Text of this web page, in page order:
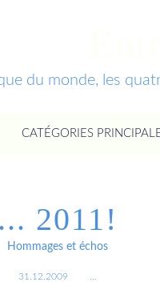
du monde, les
CATÉGORIES
... 2011!
Hommages et échos
31.12.2009